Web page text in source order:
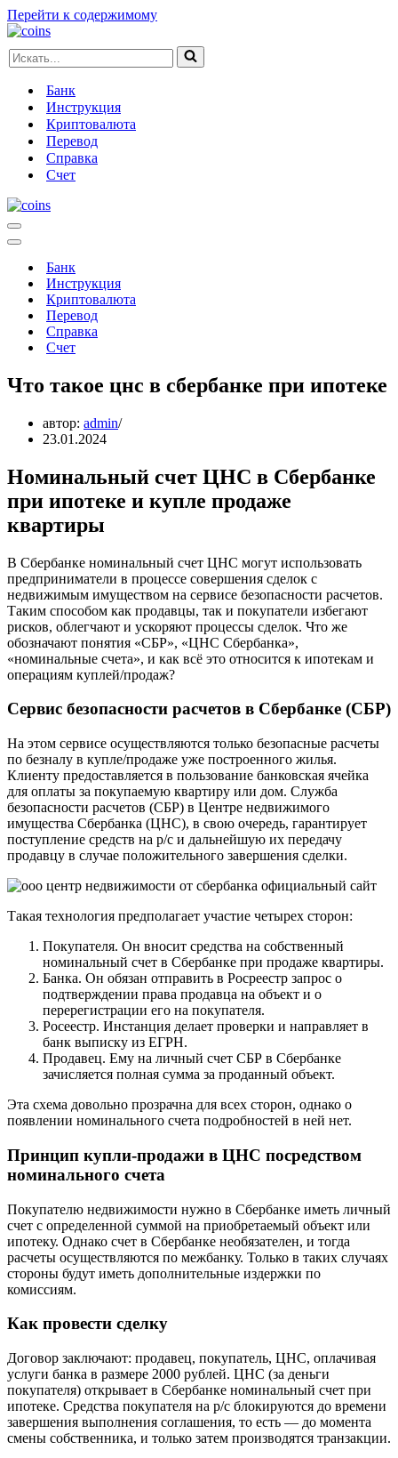
Перейти к содержимому
Искать...
Банк
Инструкция
Криптовалюта
Перевод
Справка
Счет
Меню
навигации
Меню
навигацииБанк
Инструкция
Криптовалюта
Перевод
Справка
Счет
Что такое цнс в сбербанке при ипотеке
автор: admin
23.01.2024
Номинальный счет ЦНС в Сбербанке
при ипотеке и купле продаже
квартиры
В Сбербанке номинальный счет ЦНС могут использовать
предприниматели в процессе совершения сделок с
недвижимым имуществом на сервисе безопасности расчетов.
Таким способом как продавцы, так и покупатели избегают
рисков, облегчают и ускоряют процессы сделок. Что же
обозначают понятия «СБР», «ЦНС Сбербанка»,
«номинальные счета», и как всё это относится к ипотекам и
операциям куплей/продаж?
Сервис безопасности расчетов в Сбербанке (СБР)
На этом сервисе осуществляются только безопасные расчеты
по безналу в купле/продаже уже построенного жилья.
Клиенту предоставляется в пользование банковская ячейка
для оплаты за покупаемую квартиру или дом. Служба
безопасности расчетов (СБР) в Центре недвижимого
имущества Сбербанка (ЦНС), в свою очередь, гарантирует
поступление средств на р/с и дальнейшую их передачу
продавцу в случае положительного завершения сделки.
Такая технология предполагает участие четырех сторон:
Покупателя. Он вносит средства на собственный
номинальный счет в Сбербанке при продаже квартиры.
Банка. Он обязан отправить в Росреестр запрос о
подтверждении права продавца на объект и о
перерегистрации его на покупателя.
Росеестр. Инстанция делает проверки и направляет в
банк выписку из ЕГРН.
Продавец. Ему на личный счет СБР в Сбербанке
зачисляется полная сумма за проданный объект.
Эта схема довольно прозрачна для всех сторон, однако о
появлении номинального счета подробностей в ней нет.
Принцип купли-продажи в ЦНС посредством
номинального счета
Покупателю недвижимости нужно в Сбербанке иметь личный
счет с определенной суммой на приобретаемый объект или
ипотеку. Однако счет в Сбербанке необязателен, и тогда
расчеты осуществляются по межбанку. Только в таких случаях
стороны будут иметь дополнительные издержки по
комиссиям.
Как провести сделку
Договор заключают: продавец, покупатель, ЦНС, оплачивая
услуги банка в размере 2000 рублей. ЦНС (за деньги
покупателя) открывает в Сбербанке номинальный счет при
ипотеке. Средства покупателя на р/с блокируются до времени
завершения выполнения соглашения, то есть — до момента
смены собственника, и только затем производятся транзакции.